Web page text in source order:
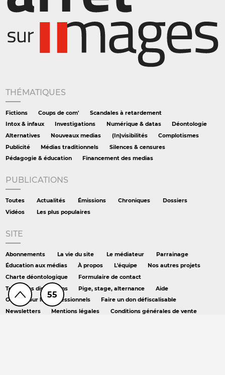
55
THÉMATIQUES
Fictions Coups de com'
Scandales à retardement
Intox & infaux
Investigations Numérique & datas
Déontologie
Alternatives
Nouveaux medias (In)visibilités
Complotismes
Publicité
Médias traditionnels
Silences & censures
Pédagogie & éducation
Financement des medias
PUBLICATIONS
Toutes Actualités Émissions Chroniques
Dossiers
Vidéos
Les plus populaires
SITE
Abonnements La vie du site Le médiateur
Parrainage
Éducation aux médias
À propos L'équipe
Nos autres projets
Charte déontologique
Formulaire de contact
Toutes les discussions
Pige, stage, alternance
Aide
Offres pour les professionnels
Faire un don défiscalisable
Newsletters
Mentions légales
Conditions générales de vente